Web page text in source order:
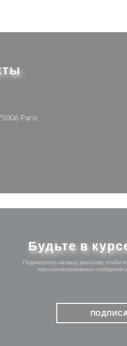
Paris((открывается в новом
в новом окне))
((открывается в новом окне))
Будьте в
Подпишитесь на нашу рассылку, чтобы
персонализированные сообщения